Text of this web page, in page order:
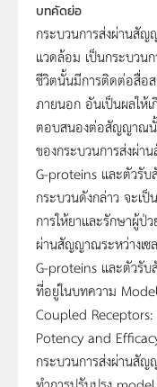
บทคัดย่อ
กระบวนการส่งผ่านสัญ
แวดล้อม เป็นกระบวน
ชีวิตนั้นมีการติดต่อสื่อ
ภายนอก อันเป็นผลให้เ
ตอบสนองต่อสัญญาณนั้
ของกระบวนการส่งผ่า
G-proteins และตัวรั
กระบวนดังกล่าว จะเ
การให้ยาและรักษาผู้ป่
ผ่านสัญญาณระหว่างเซ
G-proteins และตัวรั
ที่อยู่ในบทความ
Coupled
Potency and
กระบวนการส่งผ่านสั